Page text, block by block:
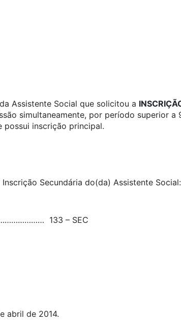
Social que solicitou a
simultaneamente, por período superior
possui inscrição principal.
Secundária do(da) Assistente Social:
133 – SEC
de 2014.